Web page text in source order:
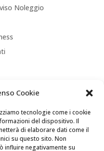
Cookie
tecnologie come i cookie
del dispositivo. Il
di elaborare dati come il
su questo sito. Non
influire negativamente su
Noleggio